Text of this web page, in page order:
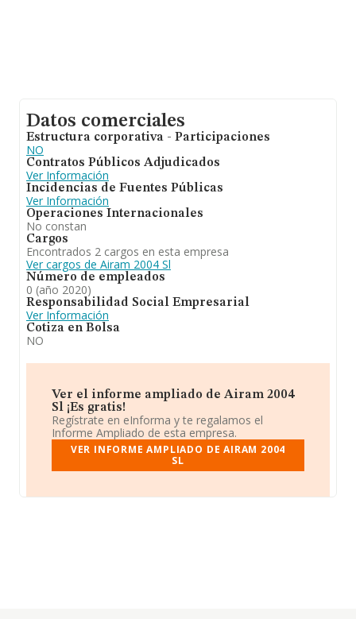
Datos comerciales
Estructura corporativa - Participaciones
NO
Contratos Públicos Adjudicados
Ver Información
Incidencias de Fuentes Públicas
Ver Información
Operaciones Internacionales
No constan
Cargos
Encontrados 2 cargos en esta empresa
Ver cargos de Airam 2004 Sl
Número de empleados
0 (año 2020)
Responsabilidad Social Empresarial
Ver Información
Cotiza en Bolsa
NO
Ver el informe ampliado de Airam 2004
Sl ¡Es gratis!
Regístrate en eInforma y te regalamos el
Informe Ampliado de esta empresa.
VER INFORME AMPLIADO DE AIRAM 2004
SL